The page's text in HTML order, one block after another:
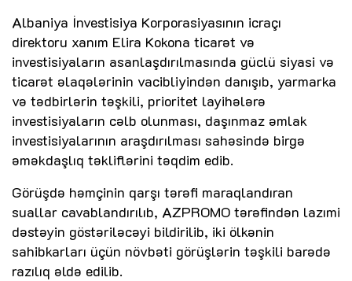
Albaniya İnvestisiya Korporasiyasının icraçı
direktoru xanım Elira Kokona ticarət və
investisiyaların asanlaşdırılmasında güclü siyasi və
ticarət əlaqələrinin vacibliyindən danışıb, yarmarka
və tədbirlərin təşkili, prioritet layihələrə
investisiyaların cəlb olunması, daşınmaz əmlak
investisiyalarının araşdırılması sahəsində birgə
əməkdaşlıq təkliflərini təqdim edib.
Görüşdə həmçinin qarşı tərəfi maraqlandıran
suallar cavablandırılıb, AZPROMO tərəfindən lazımi
dəstəyin göstəriləcəyi bildirilib, iki ölkənin
sahibkarları üçün növbəti görüşlərin təşkili barədə
razılıq əldə edilib.